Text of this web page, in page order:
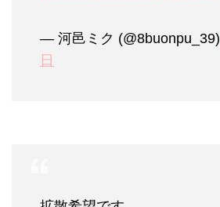
— 河邑ミク (@8buonpu_39)
日